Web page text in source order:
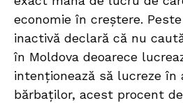
economie în creștere.
inactivă declară că nu
în Moldova deoarece
intenționează să lucreze în
bărbaților, acest procent